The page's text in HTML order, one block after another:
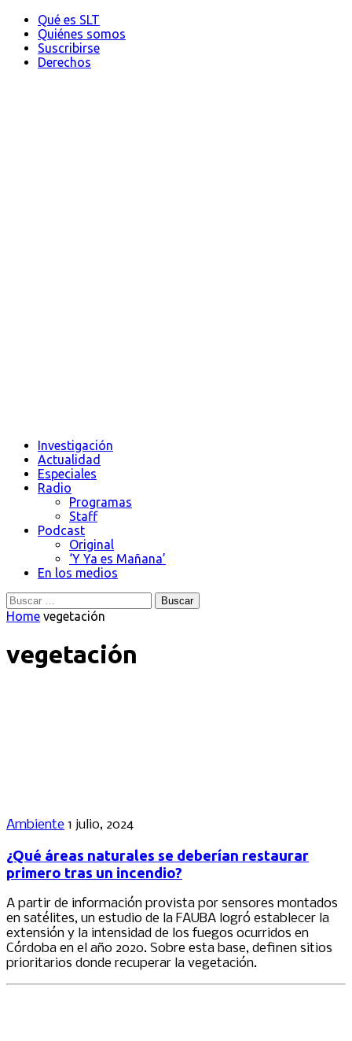
Qué es SLT
Quiénes somos
Suscribirse
Derechos
Investigación
Actualidad
Especiales
Radio
Programas
Staff
Podcast
Original
‘Y Ya es Mañana’
En los medios
Buscar:
Home vegetación
vegetación
Ambiente 1 julio, 2024
¿Qué áreas naturales se deberían restaurar
primero tras un incendio?
A partir de información provista por sensores montados
en satélites, un estudio de la FAUBA logró establecer la
extensión y la intensidad de los fuegos ocurridos en
Córdoba en el año 2020. Sobre esta base, definen sitios
prioritarios donde recuperar la vegetación.